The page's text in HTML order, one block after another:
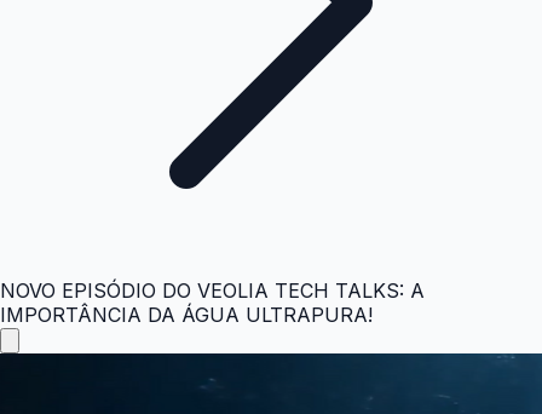
NOVO EPISÓDIO DO VEOLIA TECH TALKS: A
IMPORTÂNCIA DA ÁGUA ULTRAPURA!